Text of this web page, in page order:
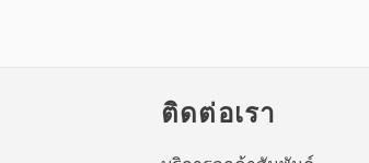
ติดต่อเรา